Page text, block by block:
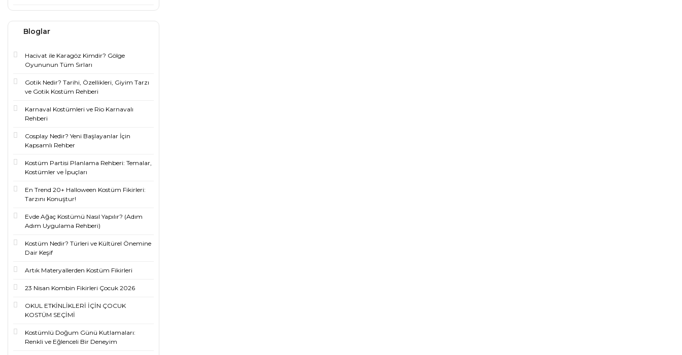
Bloglar
Hacivat ile Karagöz Kimdir? Gölge
Oyununun Tüm Sırları
Gotik Nedir? Tarihi, Özellikleri, Giyim Tarzı
ve Gotik Kostüm Rehberi
Karnaval Kostümleri ve Rio Karnavalı
Rehberi
Cosplay Nedir? Yeni Başlayanlar İçin
Kapsamlı Rehber
Kostüm Partisi Planlama Rehberi: Temalar,
Kostümler ve İpuçları
En Trend 20+ Halloween Kostüm Fikirleri:
Tarzını Konuştur!
Evde Ağaç Kostümü Nasıl Yapılır? (Adım
Adım Uygulama Rehberi)
Kostüm Nedir? Türleri ve Kültürel Önemine
Dair Keşif
Artık Materyallerden Kostüm Fikirleri
23 Nisan Kombin Fikirleri Çocuk 2026
OKUL ETKİNLİKLERİ İÇİN ÇOCUK
KOSTÜM SEÇİMİ
Kostümlü Doğum Günü Kutlamaları:
Renkli ve Eğlenceli Bir Deneyim